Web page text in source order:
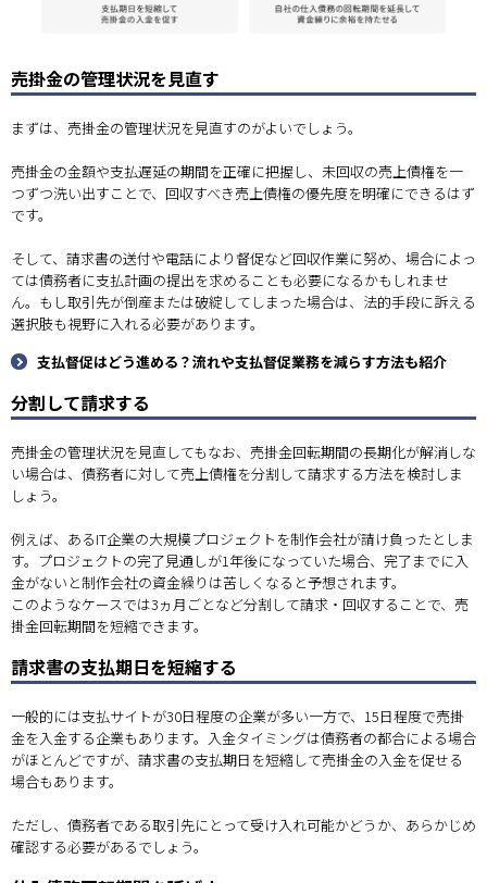
売掛金の管理状況を見直す
まずは、売掛金の管理状況を見直すのがよいでしょう。
売掛金の金額や支払遅延の期間を正確に把握し、未回収の売上債権を一
つずつ洗い出すことで、回収すべき売上債権の優先度を明確にできるはず
です。
そして、請求書の送付や電話により督促など回収作業に努め、場合によっ
ては債務者に支払計画の提出を求めることも必要になるかもしれませ
ん。もし取引先が倒産または破綻してしまった場合は、法的手段に訴える
選択肢も視野に入れる必要があります。
支払督促はどう進める？流れや支払督促業務を減らす方法も紹介
分割して請求する
売掛金の管理状況を見直してもなお、売掛金回転期間の長期化が解消しな
い場合は、債務者に対して売上債権を分割して請求する方法を検討しま
しょう。
例えば、あるIT企業の大規模プロジェクトを制作会社が請け負ったとしま
す。プロジェクトの完了見通しが1年後になっていた場合、完了までに入
金がないと制作会社の資金繰りは苦しくなると予想されます。
このようなケースでは3ヵ月ごとなど分割して請求・回収することで、売
掛金回転期間を短縮できます。
請求書の支払期日を短縮する
一般的には支払サイトが30日程度の企業が多い一方で、15日程度で売掛
金を入金する企業もあります。入金タイミングは債務者の都合による場合
がほとんどですが、請求書の支払期日を短縮して売掛金の入金を促せる
場合もあります。
ただし、債務者である取引先にとって受け入れ可能かどうか、あらかじめ
確認する必要があるでしょう。